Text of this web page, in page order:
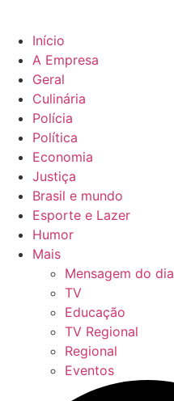
Início
A Empresa
Geral
Culinária
Polícia
Política
Economia
Justiça
Brasil e mundo
Esporte e Lazer
Humor
Mais
Mensagem do dia
TV
Educação
TV Regional
Regional
Eventos